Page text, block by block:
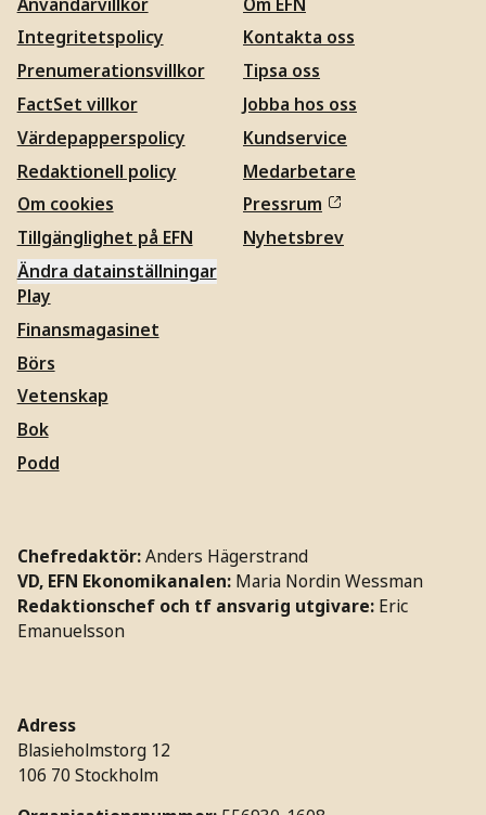
Integritetspolicy
Prenumerationsvillkor
FactSet villkor
Värdepapperspolicy
Redaktionell policy
Om cookies
Tillgänglighet på EFN
Ändra datainställningar
Kontakta oss
Tipsa oss
Jobba hos oss
Kundservice
Medarbetare
Pressrum
Nyhetsbrev
Play
Finansmagasinet
Börs
Vetenskap
Bok
Podd
Chefredaktör:Anders Hägerstrand
VD, EFN Ekonomikanalen: Maria Nordin Wessman
Redaktionschef och tf ansvarig utgivare: Eric
Emanuelsson
Adress
Blasieholmstorg 12
106 70 Stockholm